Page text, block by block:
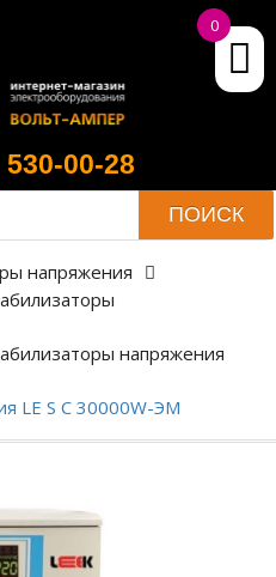
00-28
ПОИСК
напряжения
напряжения
LE S C 30000W-ЭМ
0